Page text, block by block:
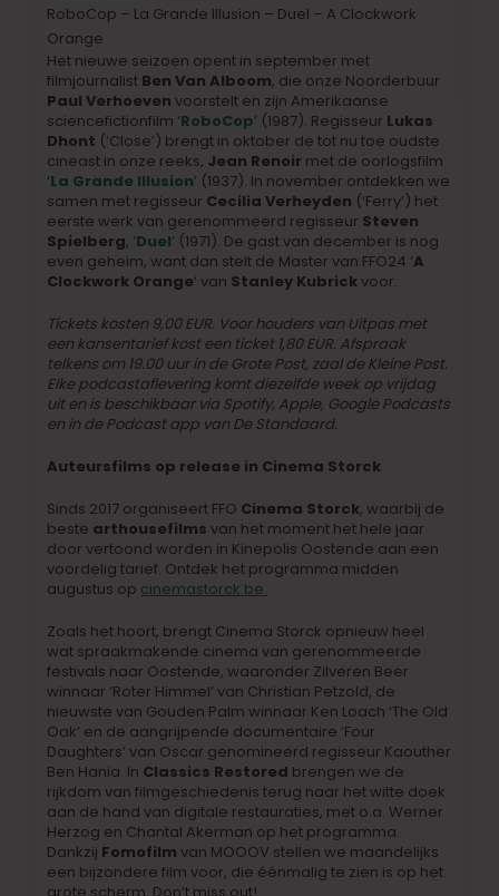
RoboCop – La Grande Illusion – Duel – A Clockwork
Orange
Het nieuwe seizoen opent in september met
filmjournalist Ben Van Alboom, die onze Noorderbuur
Paul Verhoeven voorstelt en zijn Amerikaanse
sciencefictionfilm ‘RoboCop’ (1987). Regisseur Lukas
Dhont (‘Close’) brengt in oktober de tot nu toe oudste
cineast in onze reeks, Jean Renoir met de oorlogsfilm
‘La Grande Illusion’ (1937). In november ontdekken we
samen met regisseur Cecilia Verheyden (‘Ferry’) het
eerste werk van gerenommeerd regisseur Steven
Spielberg, ‘Duel’ (1971). De gast van december is nog
even geheim, want dan stelt de Master van FFO24 ‘A
Clockwork Orange‘ van Stanley Kubrickvoor.
Tickets kosten 9,00 EUR. Voor houders van Uitpas met
een kansentarief kost een ticket 1,80 EUR. Afspraak
telkens om 19.00 uur in de Grote Post, zaal de Kleine Post.
Elke podcastaflevering komt diezelfde week op vrijdag
uit en is beschikbaar via Spotify, Apple, Google Podcasts
en in de Podcast app van De Standaard.
Auteursfilms op release in Cinema Storck
Sinds 2017 organiseert FFO Cinema Storck, waarbij de
beste arthousefilms van het moment het hele jaar
door vertoond worden in Kinepolis Oostende aan een
voordelig tarief. Ontdek het programma midden
augustus op cinemastorck.be.
Zoals het hoort, brengt Cinema Storck opnieuw heel
wat spraakmakende cinema van gerenommeerde
festivals naar Oostende, waaronder Zilveren Beer
winnaar ‘Roter Himmel’ van Christian Petzold, de
nieuwste van Gouden Palm winnaar Ken Loach ‘The Old
Oak’ en de aangrijpende documentaire ‘Four
Daughters’ van Oscar genomineerd regisseur Kaouther
Ben Hania. In Classics Restored brengen we de
rijkdom van filmgeschiedenis terug naar het witte doek
aan de hand van digitale restauraties, met o.a. Werner
Herzog en Chantal Akerman op het programma.
Dankzij Fomofilm van MOOOV stellen we maandelijks
een bijzondere film voor, die éénmalig te zien is op het